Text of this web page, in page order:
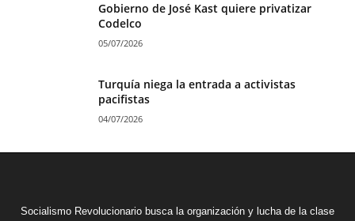
Gobierno de José Kast quiere privatizar
Codelco
05/07/2026
Turquía niega la entrada a activistas
pacifistas
04/07/2026
Socialismo Revolucionario busca la organización y lucha de la clase